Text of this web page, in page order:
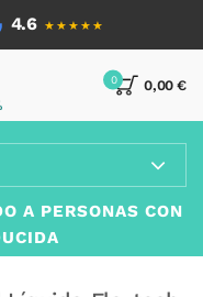
4.6 ★★★★★
0,00 €
0
A PERSONAS CON